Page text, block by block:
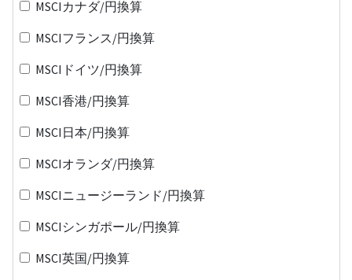
MSCIカナダ/円換算
MSCIフランス/円換算
MSCIドイツ/円換算
MSCI香港/円換算
MSCI日本/円換算
MSCIオランダ/円換算
MSCIニュージーランド/円換算
MSCIシンガポール/円換算
MSCI英国/円換算